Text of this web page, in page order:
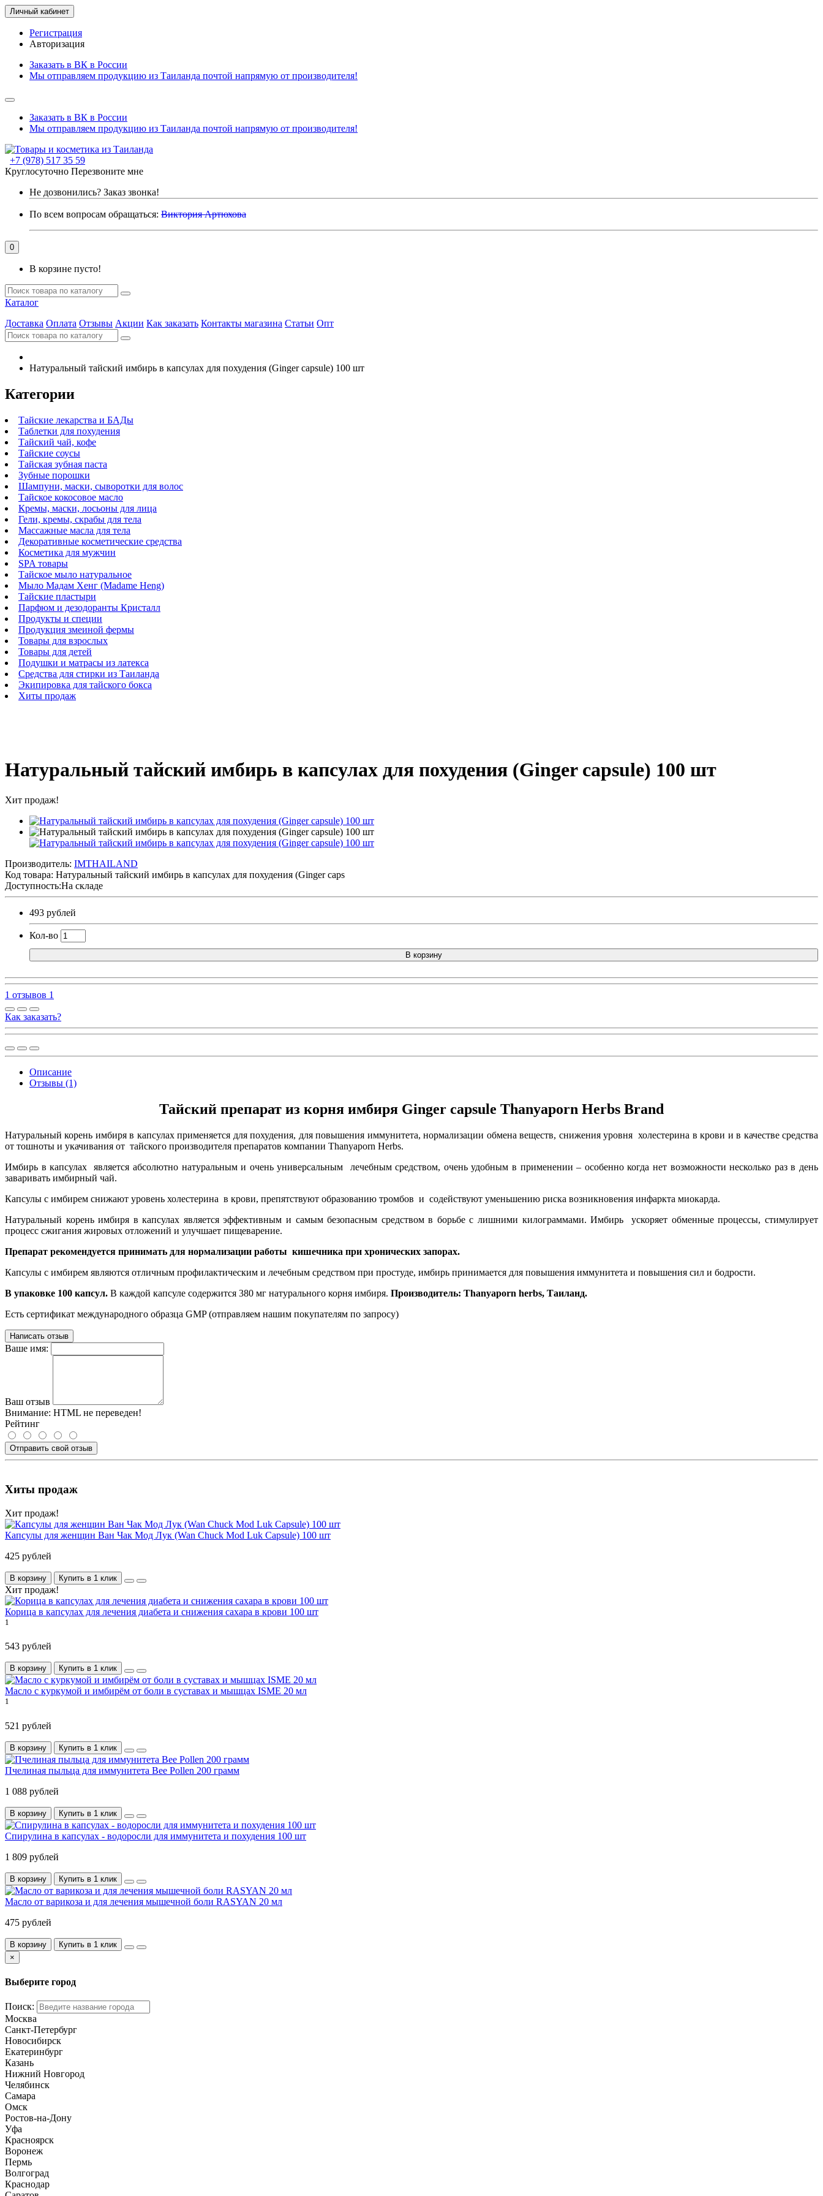
Личный кабинет
Регистрация
Авторизация
Заказать в ВК в России
Мы отправляем продукцию из Таиланда почтой напрямую от производителя!
Заказать в ВК в России
Мы отправляем продукцию из Таиланда почтой напрямую от производителя!
+7 (978) 517 35 59
Круглосуточно Перезвоните мне
Не дозвонились? Заказ звонка!
По всем вопросам обращаться: Виктория Артюхова
0
В корзине пусто!
Каталог
Доставка Оплата Отзывы Акции Как заказать Контакты магазина Статьи Опт
Натуральный тайский имбирь в капсулах для похудения (Ginger capsule) 100 шт
Категории
Тайские лекарства и БАДы
Таблетки для похудения
Тайский чай, кофе
Тайские соусы
Тайская зубная паста
Зубные порошки
Шампуни, маски, сыворотки для волос
Тайское кокосовое масло
Кремы, маски, лосьоны для лица
Гели, кремы, скрабы для тела
Массажные масла для тела
Декоративные косметические средства
Косметика для мужчин
SPA товары
Тайское мыло натуральное
Мыло Мадам Хенг (Madame Heng)
Тайские пластыри
Парфюм и дезодоранты Кристалл
Продукты и специи
Продукция змеиной фермы
Товары для взрослых
Товары для детей
Подушки и матрасы из латекса
Средства для стирки из Таиланда
Экипировка для тайского бокса
Хиты продаж
Натуральный тайский имбирь в капсулах для похудения (Ginger capsule) 100 шт
Хит продаж!
Производитель: IMTHAILAND
Код товара: Натуральный тайский имбирь в капсулах для похудения (Ginger caps
Доступность:На складе
493 рублей
Кол-во
В корзину
1 отзывов 1
Как заказать?
Описание
Отзывы (1)
Тайский препарат из корня имбиря Ginger capsule Thanyaporn Herbs Brand
Натуральный корень имбиря в капсулах применяется для похудения, для повышения иммунитета, нормализации обмена веществ, снижения уровня холестерина в крови и в качестве средства
от тошноты и укачивания от тайского производителя препаратов компании Thanyaporn Herbs.
Имбирь в капсулах является абсолютно натуральным и очень универсальным лечебным средством, очень удобным в применении – особенно когда нет возможности несколько раз в день
заваривать имбирный чай.
Капсулы с имбирем снижают уровень холестерина в крови, препятствуют образованию тромбов и содействуют уменьшению риска возникновения инфаркта миокарда.
Натуральный корень имбиря в капсулах является эффективным и самым безопасным средством в борьбе с лишними килограммами. Имбирь ускоряет обменные процессы, стимулирует
процесс сжигания жировых отложений и улучшает пищеварение.
Препарат рекомендуется принимать для нормализации работы кишечника при хронических запорах.
Капсулы с имбирем являются отличным профилактическим и лечебным средством при простуде, имбирь принимается для повышения иммунитета и повышения сил и бодрости.
В упаковке 100 капсул. В каждой капсуле содержится 380 мг натурального корня имбиря. Производитель: Thanyaporn herbs, Таиланд.
Есть сертификат международного образца GMP (отправляем нашим покупателям по запросу)
Написать отзыв
Ваше имя:
Ваш отзыв
Внимание: HTML не переведен!
Рейтинг
Отправить свой отзыв
Хиты продаж
Хит продаж!
Капсулы для женщин Ван Чак Мод Лук (Wan Chuck Mod Luk Capsule) 100 шт
425 рублей
В корзину Купить в 1 клик
Хит продаж!
Корица в капсулах для лечения диабета и снижения сахара в крови 100 шт
1
543 рублей
В корзину Купить в 1 клик
Масло с куркумой и имбирём от боли в суставах и мышцах ISME 20 мл
1
521 рублей
В корзину Купить в 1 клик
Пчелиная пыльца для иммунитета Bee Pollen 200 грамм
1 088 рублей
В корзину Купить в 1 клик
Спирулина в капсулах - водоросли для иммунитета и похудения 100 шт
1 809 рублей
В корзину Купить в 1 клик
Масло от варикоза и для лечения мышечной боли RASYAN 20 мл
475 рублей
В корзину
Купить в 1 клик
×
Выберите город
Поиск:
Москва
Санкт-Петербург
Новосибирск
Екатеринбург
Казань
Нижний Новгород
Челябинск
Самара
Омск
Ростов-на-Дону
Уфа
Красноярск
Воронеж
Пермь
Волгоград
Краснодар